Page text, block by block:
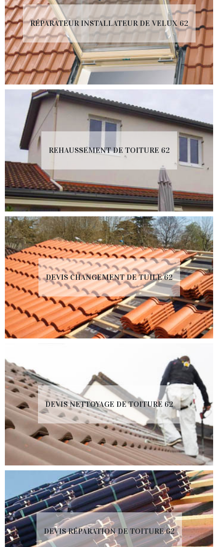
RÉPARATEUR INSTALLATEUR DE VELUX 62
REHAUSSEMENT DE TOITURE 62
DEVIS CHANGEMENT DE TUILE 62
DEVIS NETTOYAGE DE TOITURE 62
DEVIS RÉPARATION DE TOITURE 62